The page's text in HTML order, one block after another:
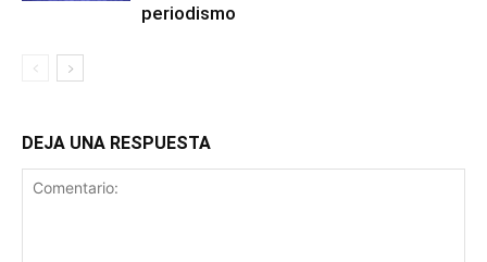
periodismo
DEJA UNA RESPUESTA